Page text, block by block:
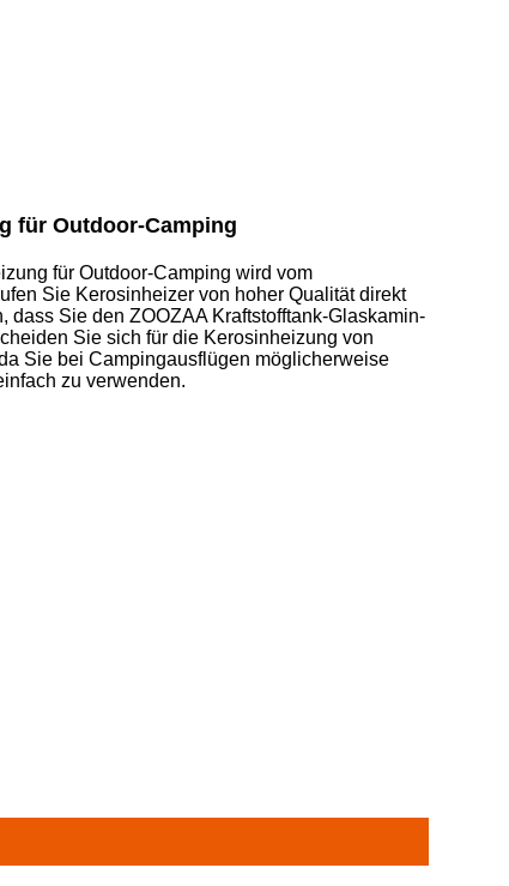
für Outdoor-Camping
für Outdoor-Camping wird vom
Sie Kerosinheizer von hoher Qualität direkt
Sie den ZOOZAA Kraftstofftank-Glaskamin-
Sie sich für die Kerosinheizung von
Sie bei Campingausflügen möglicherweise
zu verwenden.